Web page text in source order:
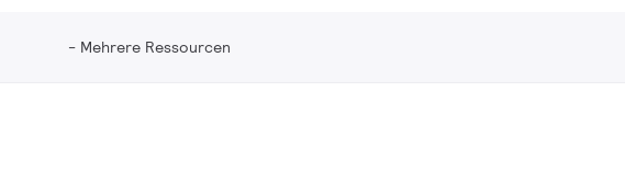
Mehrere Ressourcen